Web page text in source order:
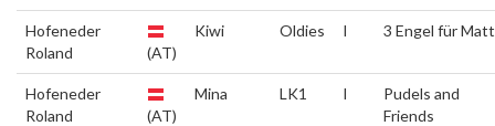
Hofeneder
Roland
(AT)
Kiwi Oldies I 3 Engel für
Hofeneder
Roland
(AT)
Mina LK1 I
Pudels and
Friends